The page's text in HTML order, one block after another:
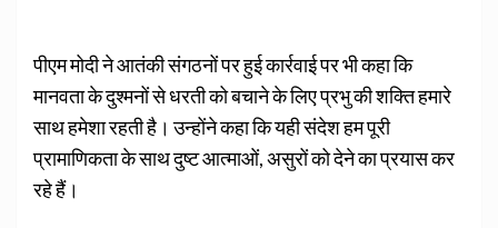
पीएम मोदी ने आतंकी संगठनों पर हुई कार्रवाई पर भी कहा कि
मानवता के दुश्मनों से धरती को बचाने के लिए प्रभु की शक्ति हमारे
साथ हमेशा रहती है। उन्होंने कहा कि यही संदेश हम पूरी
प्रामाणिकता के साथ दुष्ट आत्माओं, असुरों को देने का प्रयास कर
रहे हैं।